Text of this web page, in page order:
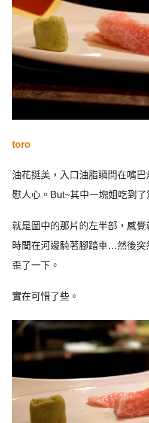
toro
油花挺美，入口油脂瞬間在嘴
慰人心。But~其中一塊姐吃到了
就是圖中的那片的左半部，感
時間在河邊騎著腳踏車…然後突
歪了一下。
實在可惜了些。